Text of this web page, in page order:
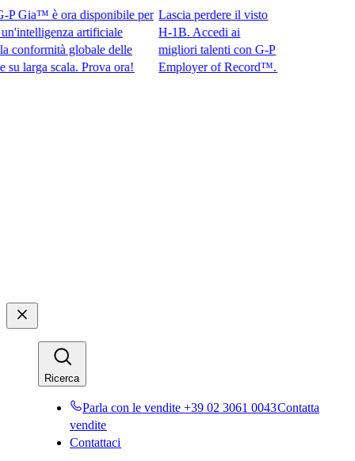
è ora disponibile per
artificiale
globale delle
scala. Prova ora!​​
Lascia perdere il visto
H-1B. Accedi ai
migliori talenti con G-P
Employer of Record™.​​
Ricerca​​
Parla con le vendite +39 02 3061 0043​​Contatta
vendite​​
Contattaci​​